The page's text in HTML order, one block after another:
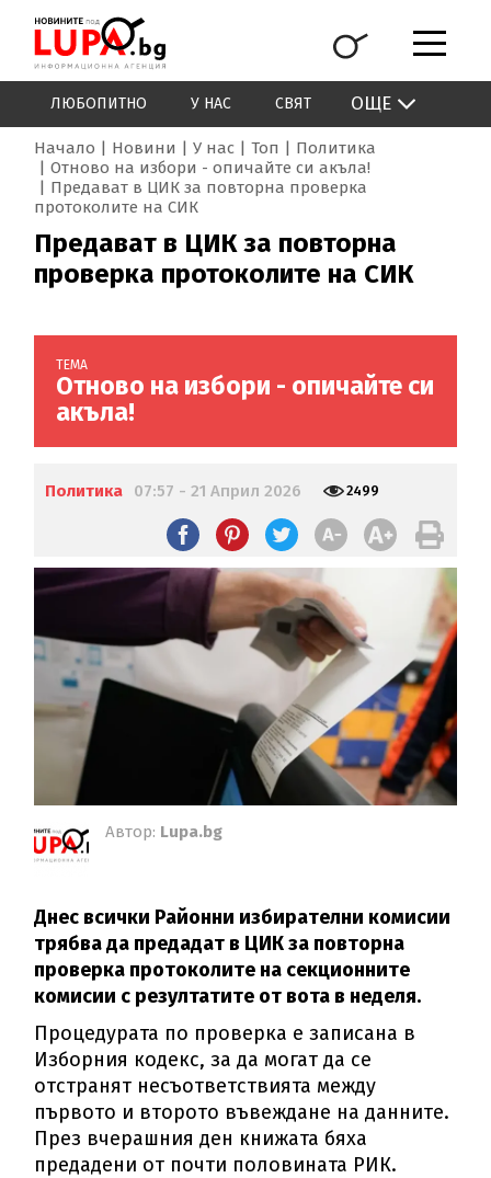
ЛЮБОПИТНО У НАС СВЯТ ОЩЕ
Начало Новини У нас Топ
Политика
Отново на избори - опичайте си акъла!
Предават в ЦИК за повторна проверка
протоколите на СИК
Предават в ЦИК за повторна
проверка протоколите на СИК
ТЕМА
Отново на избори - опичайте си
акъла!
Политика 07:57 - 21 Април 2026 2499
Автор: Lupa.bg
Днес всички Районни избирателни комисии
трябва да предадат в ЦИК за повторна
проверка протоколите на секционните
комисии с резултатите от вота в неделя.
Процедурата по проверка е записана в
Изборния кодекс, за да могат да се
отстранят несъответствията между
първото и второто въвеждане на данните.
През вчерашния ден книжата бяха
предадени от почти половината РИК.